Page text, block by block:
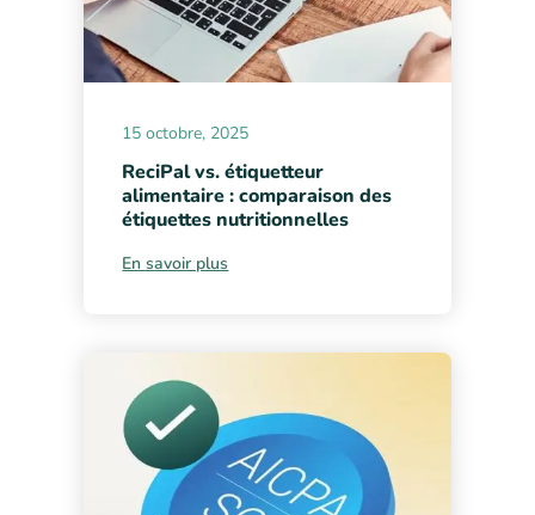
15 octobre, 2025
ReciPal vs. étiquetteur
alimentaire : comparaison des
étiquettes nutritionnelles
En savoir plus